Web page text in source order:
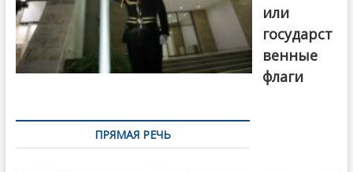
или
государст
венные
флаги
ПРЯМАЯ РЕЧЬ